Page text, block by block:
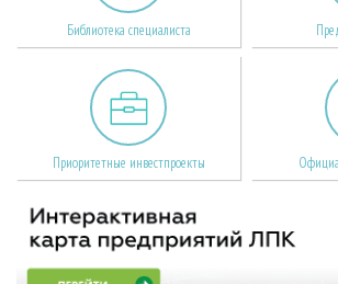
Библиотека специалиста
Приоритетные инвестпроекты